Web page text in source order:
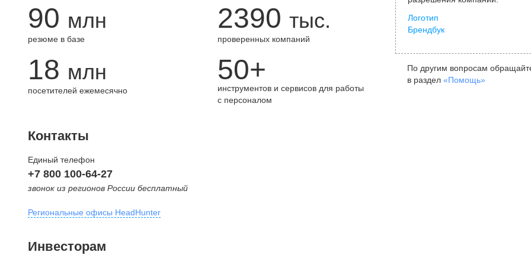
90 млн
резюме в базе
2390 тыс.
проверенных компаний
18 млн
посетителей ежемесячно
50+
инструментов и сервисов для работы
с персоналом
Логотип
Брендбук
По другим вопросам
в раздел «Помощь»
Контакты
Единый телефон
+7 800 100-64-27
звонок из регионов России бесплатный
Региональные офисы HeadHunter
внутригородская территория
Инвесторам